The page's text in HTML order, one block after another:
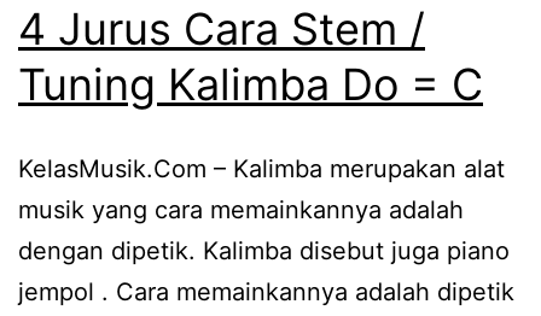
4 Jurus Cara Stem /
Tuning Kalimba Do = C
KelasMusik.Com – Kalimba merupakan alat
musik yang cara memainkannya adalah
dengan dipetik. Kalimba disebut juga piano
jempol . Cara memainkannya adalah dipetik